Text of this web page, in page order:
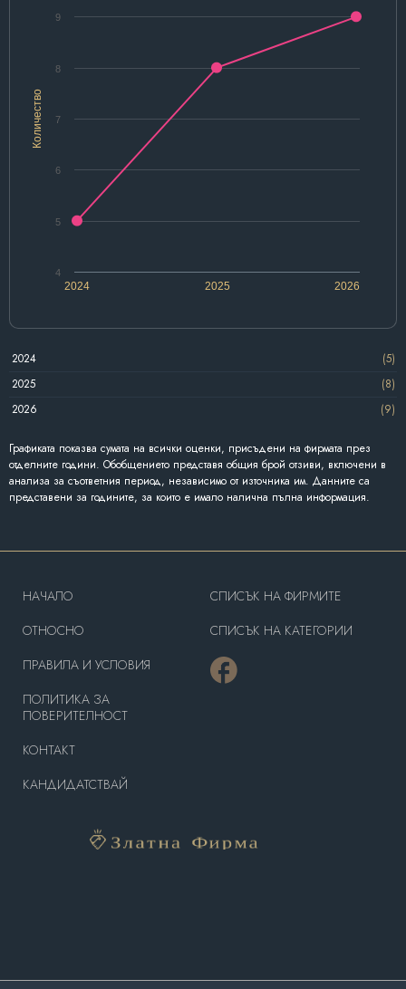
Количество
2024 2025 2026
4
5
6
7
8
9
2024
(5)
2025
(8)
2026
(9)
Графиката показва сумата на всички оценки, присъдени на фирмата през
отделните години. Обобщението представя общия брой отзиви, включени в
анализа за съответния период, независимо от източника им. Данните са
представени за годините, за които е имало налична пълна информация.
HAЧАЛО
OТНОСНО
ПРАВИЛА И УСЛОВИЯ
ПОЛИТИКА ЗА
ПОВЕРИТЕЛНОСТ
КОНТАКТ
КАНДИДАТСТВАЙ
СПИСЪК НА ФИРМИТЕ
СПИСЪК НА КАТЕГОРИИ